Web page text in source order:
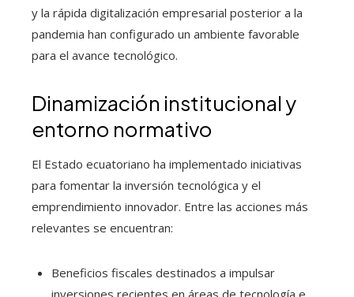
y la rápida digitalización empresarial posterior a la
pandemia han configurado un ambiente favorable
para el avance tecnológico.
Dinamización institucional y
entorno normativo
El Estado ecuatoriano ha implementado iniciativas
para fomentar la inversión tecnológica y el
emprendimiento innovador. Entre las acciones más
relevantes se encuentran:
Beneficios fiscales destinados a impulsar
inversiones recientes en áreas de tecnología e